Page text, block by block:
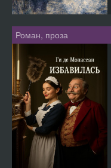
Роман, проза